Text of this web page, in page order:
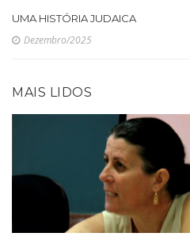
UMA HISTÓRIA JUDAICA
Dezembro/2025
MAIS LIDOS